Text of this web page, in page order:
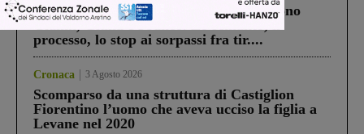
Un anno fa la strage in A1 in cui morirono
Gianni, Giulia e Franco. Lo schianto, il
processo, lo stop ai sorpassi fra tir....
Cronaca 3 Agosto 2026
Scomparso da una struttura di Castiglion
Fiorentino l’uomo che aveva ucciso la figlia a
Levane nel 2020